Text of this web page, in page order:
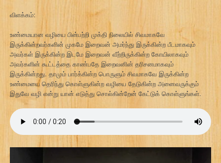
விளக்கம்:
உண்மையான வழியை பின்பற்றி முக்தி நிலையில் சிவமாகவே
இருக்கின்றவர்களின் முகமே இறைவன் அமர்ந்து இருக்கின்ற பீடமாகவும்
அவர்கள் இருக்கின்ற இடமே இறைவன் வீற்றிருக்கின்ற கோயிலாகவும்
அவர்களின் கூட்டத்தை காண்பதே இறைவனின் தரிசனமாகவும்
இருக்கின்றது. தாமும் பார்க்கின்ற பொருளும் சிவமாகவே இருக்கின்ற
உண்மையை தெரிந்து கொள்ளுகின்ற வழியை தேடுகின்ற அனைவருக்கும்
இதுவே வழி என்று யான் எடுத்து சொல்கின்றேன் கேட்டுக் கொள்ளுங்கள்.